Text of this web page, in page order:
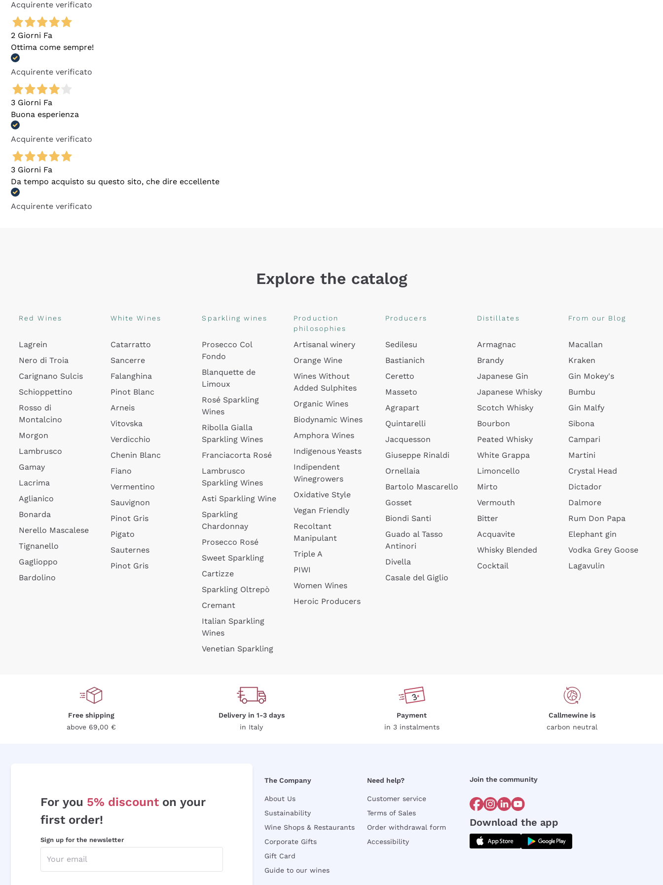
Acquirente verificato
2 Giorni Fa
Ottima come sempre!
Acquirente verificato
3 Giorni Fa
Buona esperienza
Acquirente verificato
3 Giorni Fa
Da tempo acquisto su questo sito, che dire eccellente
Acquirente verificato
Explore the catalog
Red Wines
Lagrein
Nero di Troia
Carignano Sulcis
Schioppettino
Rosso di
Montalcino
Morgon
Lambrusco
Gamay
Lacrima
Aglianico
Bonarda
Nerello Mascalese
Tignanello
Gaglioppo
Bardolino
White Wines
Catarratto
Sancerre
Falanghina
Pinot Blanc
Arneis
Vitovska
Verdicchio
Chenin Blanc
Fiano
Vermentino
Sauvignon
Pinot Gris
Pigato
Sauternes
Pinot Gris
Sparkling wines
Prosecco Col
Fondo
Blanquette de
Limoux
Rosé Sparkling
Wines
Ribolla Gialla
Sparkling Wines
Franciacorta Rosé
Lambrusco
Sparkling Wines
Asti Sparkling Wine
Sparkling
Chardonnay
Prosecco Rosé
Sweet Sparkling
Cartizze
Sparkling Oltrepò
Cremant
Italian Sparkling
Wines
Venetian Sparkling
Production
philosophies
Artisanal winery
Orange Wine
Wines Without
Added Sulphites
Organic Wines
Biodynamic Wines
Amphora Wines
Indigenous Yeasts
Indipendent
Winegrowers
Oxidative Style
Vegan Friendly
Recoltant
Manipulant
Triple A
PIWI
Women Wines
Heroic Producers
Producers
Sedilesu
Bastianich
Ceretto
Masseto
Agrapart
Quintarelli
Jacquesson
Giuseppe Rinaldi
Ornellaia
Bartolo Mascarello
Gosset
Biondi Santi
Guado al Tasso
Antinori
Divella
Casale del Giglio
Distillates
Armagnac
Brandy
Japanese Gin
Japanese Whisky
Scotch Whisky
Bourbon
Peated Whisky
White Grappa
Limoncello
Mirto
Vermouth
Bitter
Acquavite
Whisky Blended
Cocktail
From our Blog
Macallan
Kraken
Gin Mokey's
Bumbu
Gin Malfy
Sibona
Campari
Martini
Crystal Head
Dictador
Dalmore
Rum Don Papa
Elephant gin
Vodka Grey Goose
Lagavulin
Free shipping
above 69,00 €
Delivery in 1-3 days
in Italy
Payment
in 3 instalments
Callmewine is
carbon neutral
For you 5% discount on your
first order!
Sign up for the newsletter
The Company
About Us
Sustainability
Wine Shops & Restaurants
Corporate Gifts
Gift Card
Guide to our wines
Need help?
Customer service
Terms of Sales
Order withdrawal form
Accessibility
Join the community
Download the app